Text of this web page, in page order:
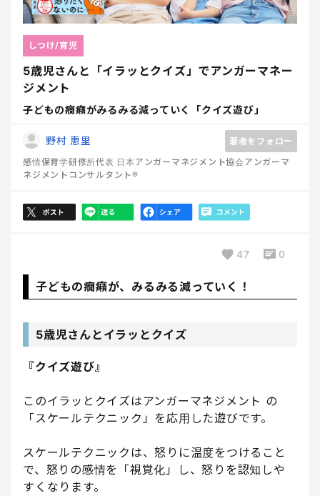
5歳児さんと「イラッとクイズ」でアンガーマネー
ジメント
子どもの癇癪がみるみる減っていく「クイズ遊び」
しつけ/育児
野村 恵里
著者をフォロー
感情保育学研修所代表 日本アンガーマネジメント協会アンガーマ
ネジメントコンサルタント®️
47 0
子どもの癇癪が、みるみる減っていく！
5歳児さんとイラッとクイズ
『クイズ遊び』
このイラッとクイズはアンガーマネジメント の
「スケールテクニック」を応用した遊びです。
スケールテクニックは、怒りに温度をつけること
で、怒りの感情を「視覚化」し、怒りを認知しや
すくなります。